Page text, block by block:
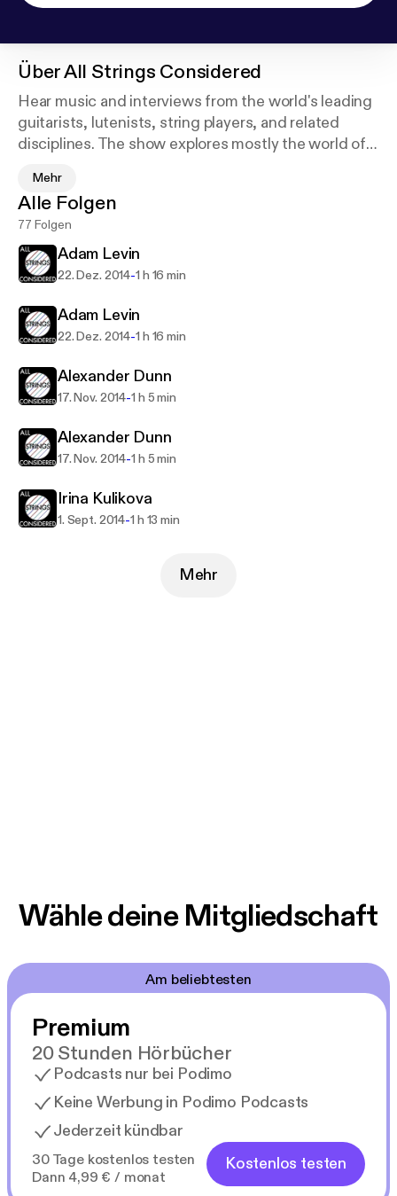
ÜberAll Strings Considered
Hear music and interviews from the world's leading
guitarists, lutenists, string players, and related
disciplines. The show explores mostly the world of
classical and flamenco, but whenever possible we
explore the lute, orchestral strings, piano, and
others. Really the show is about craft. Learn a little
about music, get great practice advice, and glean
wisdom on all aspects of professional musicianship.
new music and (almost) meet your favorite
musicians.
Mehr
Alle Folgen
77 Folgen
Adam Levin
22. Dez. 2014-1 h 16 min
Adam Levin
22. Dez. 2014-1 h 16 min
Alexander Dunn
17. Nov. 2014-1 h 5 min
Alexander Dunn
17. Nov. 2014-1 h 5 min
Irina Kulikova
1. Sept. 2014-1 h 13 min
Mehr
Wähle deine Mitgliedschaft
Am beliebtesten
Premium
20 Stunden Hörbücher
Podcasts nur bei Podimo
Keine Werbung in Podimo Podcasts
Jederzeit kündbar
30 Tage kostenlos testen
Dann 4,99 € / monat
Kostenlos testen